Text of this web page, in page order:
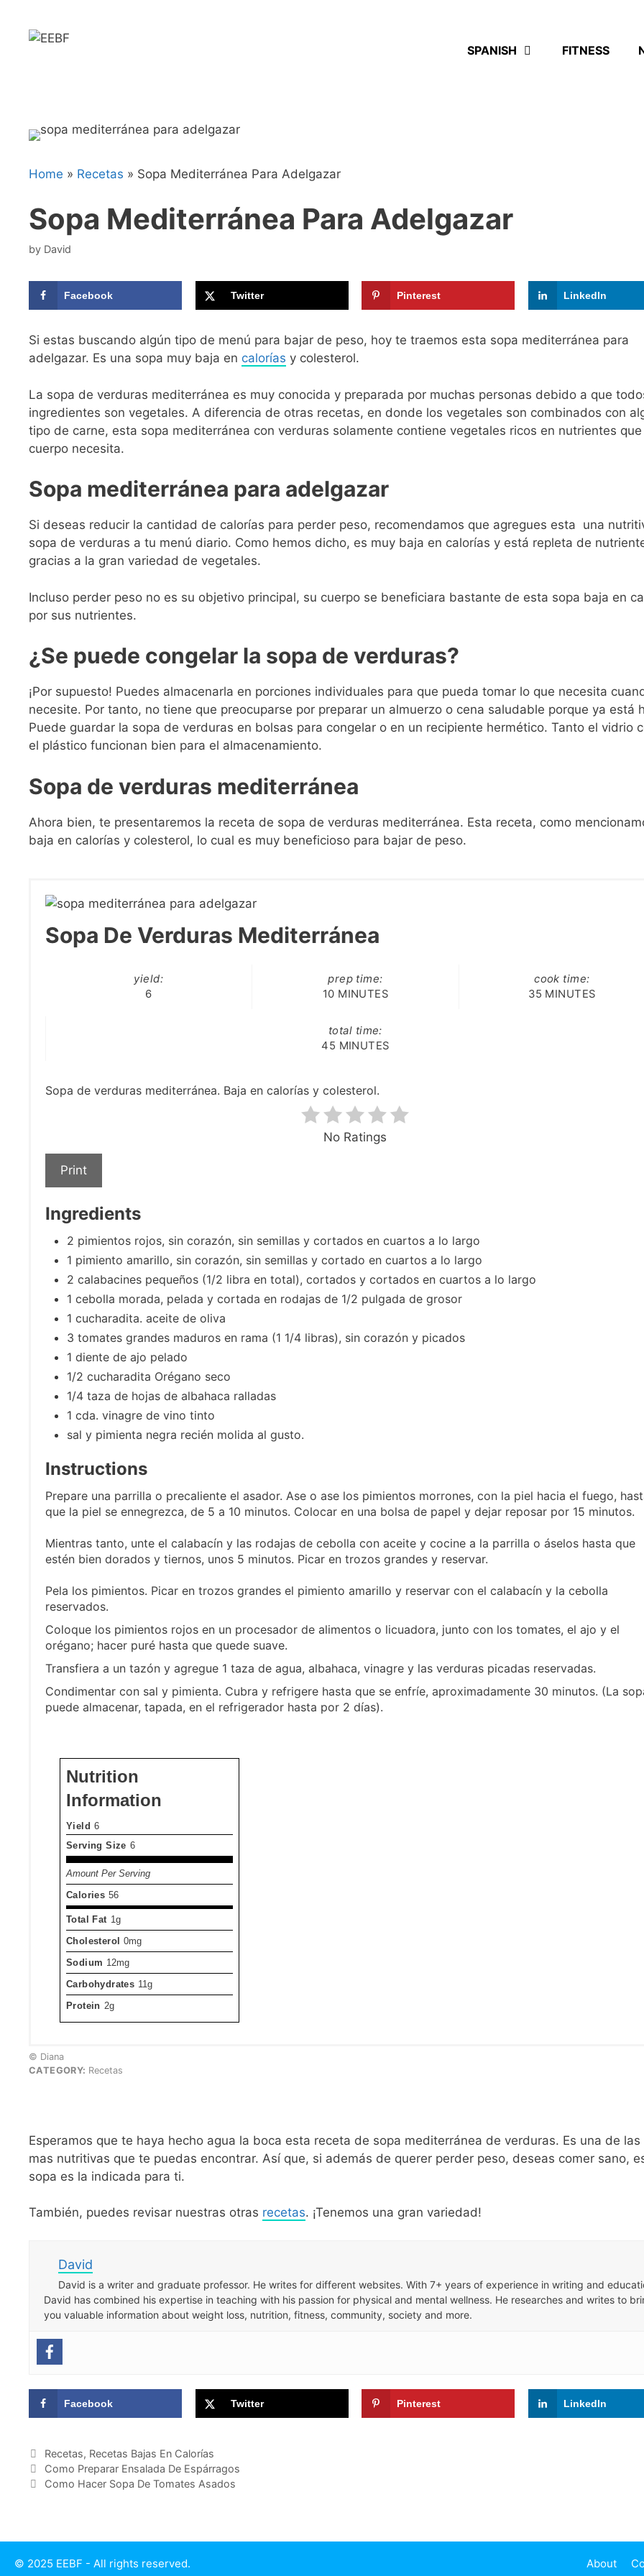
Recipe
content
SPANISH FITNESS
Home » Recetas » Sopa Mediterránea Para Adelgazar
Sopa Mediterránea Para Adelgazar
by David
Facebook Twitter Pinterest LinkedIn
Si estas buscando algún tipo de menú para bajar de peso, hoy te traemos esta sopa mediterránea para
adelgazar. Es una sopa muy baja en calorías y colesterol.
La sopa de verduras mediterránea es muy conocida y preparada por muchas personas debido a que
ingredientes son vegetales. A diferencia de otras recetas, en donde los vegetales son combinados con
tipo de carne, esta sopa mediterránea con verduras solamente contiene vegetales ricos en nutrientes
cuerpo necesita.
Sopa mediterránea para adelgazar
Si deseas reducir la cantidad de calorías para perder peso, recomendamos que agregues esta una
sopa de verduras a tu menú diario. Como hemos dicho, es muy baja en calorías y está repleta de
gracias a la gran variedad de vegetales.
Incluso perder peso no es su objetivo principal, su cuerpo se beneficiara bastante de esta sopa baja en
por sus nutrientes.
¿Se puede congelar la sopa de verduras?
¡Por supuesto! Puedes almacenarla en porciones individuales para que pueda tomar lo que necesita
necesite. Por tanto, no tiene que preocuparse por preparar un almuerzo o cena saludable porque ya está
Puede guardar la sopa de verduras en bolsas para congelar o en un recipiente hermético. Tanto el vidrio
el plástico funcionan bien para el almacenamiento.
Sopa de verduras mediterránea
Ahora bien, te presentaremos la receta de sopa de verduras mediterránea. Esta receta, como
baja en calorías y colesterol, lo cual es muy beneficioso para bajar de peso.
Sopa De Verduras Mediterránea
yield:
6
prep time:
10 MINUTES
cook time:
35 MINUTES
total time:
45 MINUTES
Sopa de verduras mediterránea. Baja en calorías y colesterol.
No Ratings
Print
Ingredients
2 pimientos rojos, sin corazón, sin semillas y cortados en cuartos a lo largo
1 pimiento amarillo, sin corazón, sin semillas y cortado en cuartos a lo largo
2 calabacines pequeños (1/2 libra en total), cortados y cortados en cuartos a lo largo
1 cebolla morada, pelada y cortada en rodajas de 1/2 pulgada de grosor
1 cucharadita. aceite de oliva
3 tomates grandes maduros en rama (1 1/4 libras), sin corazón y picados
1 diente de ajo pelado
1/2 cucharadita Orégano seco
1/4 taza de hojas de albahaca ralladas
1 cda. vinagre de vino tinto
sal y pimienta negra recién molida al gusto.
Instructions
Prepare una parrilla o precaliente el asador. Ase o ase los pimientos morrones, con la piel hacia el fuego,
que la piel se ennegrezca, de 5 a 10 minutos. Colocar en una bolsa de papel y dejar reposar por 15 minutos.
Mientras tanto, unte el calabacín y las rodajas de cebolla con aceite y cocine a la parrilla o áselos hasta que
estén bien dorados y tiernos, unos 5 minutos. Picar en trozos grandes y reservar.
Pela los pimientos. Picar en trozos grandes el pimiento amarillo y reservar con el calabacín y la cebolla
reservados.
Coloque los pimientos rojos en un procesador de alimentos o licuadora, junto con los tomates, el ajo y el
orégano; hacer puré hasta que quede suave.
Transfiera a un tazón y agregue 1 taza de agua, albahaca, vinagre y las verduras picadas reservadas.
Condimentar con sal y pimienta. Cubra y refrigere hasta que se enfríe, aproximadamente 30 minutos. (La
puede almacenar, tapada, en el refrigerador hasta por 2 días).
Nutrition
Information
Yield 6
Serving Size 6
Amount Per Serving
Calories 56
Total Fat 1g
Cholesterol 0mg
Sodium 12mg
Carbohydrates 11g
Protein 2g
© Diana
CATEGORY: Recetas
Esperamos que te haya hecho agua la boca esta receta de sopa mediterránea de verduras. Es una de las
mas nutritivas que te puedas encontrar. Así que, si además de querer perder peso, deseas comer sano,
sopa es la indicada para ti.
También, puedes revisar nuestras otras recetas. ¡Tenemos una gran variedad!
David
David is a writer and graduate professor. He writes for different websites. With 7+ years of experience in writing and
David has combined his expertise in teaching with his passion for physical and mental wellness. He researches and writes to
you valuable information about weight loss, nutrition, fitness, community, society and more.
Facebook Twitter Pinterest LinkedIn
Categories
Recetas, Recetas Bajas En Calorías
Como Preparar Ensalada De Espárragos
Como Hacer Sopa De Tomates Asados
About
© 2025 EEBF - All rights reserved.